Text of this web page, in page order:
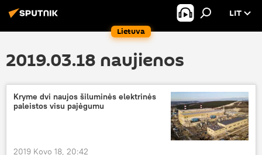
Lietuva
LIT
2019.03.18 naujienos
Kryme dvi naujos šiluminės elektrinės
paleistos visu pajėgumu
2019 Kovo 18, 20:42